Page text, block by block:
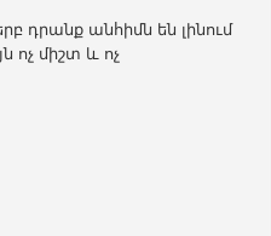
դրանք անհիմն են լինում
ոչ միշտ և ոչ